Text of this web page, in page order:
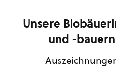
Unsere
und -bauern